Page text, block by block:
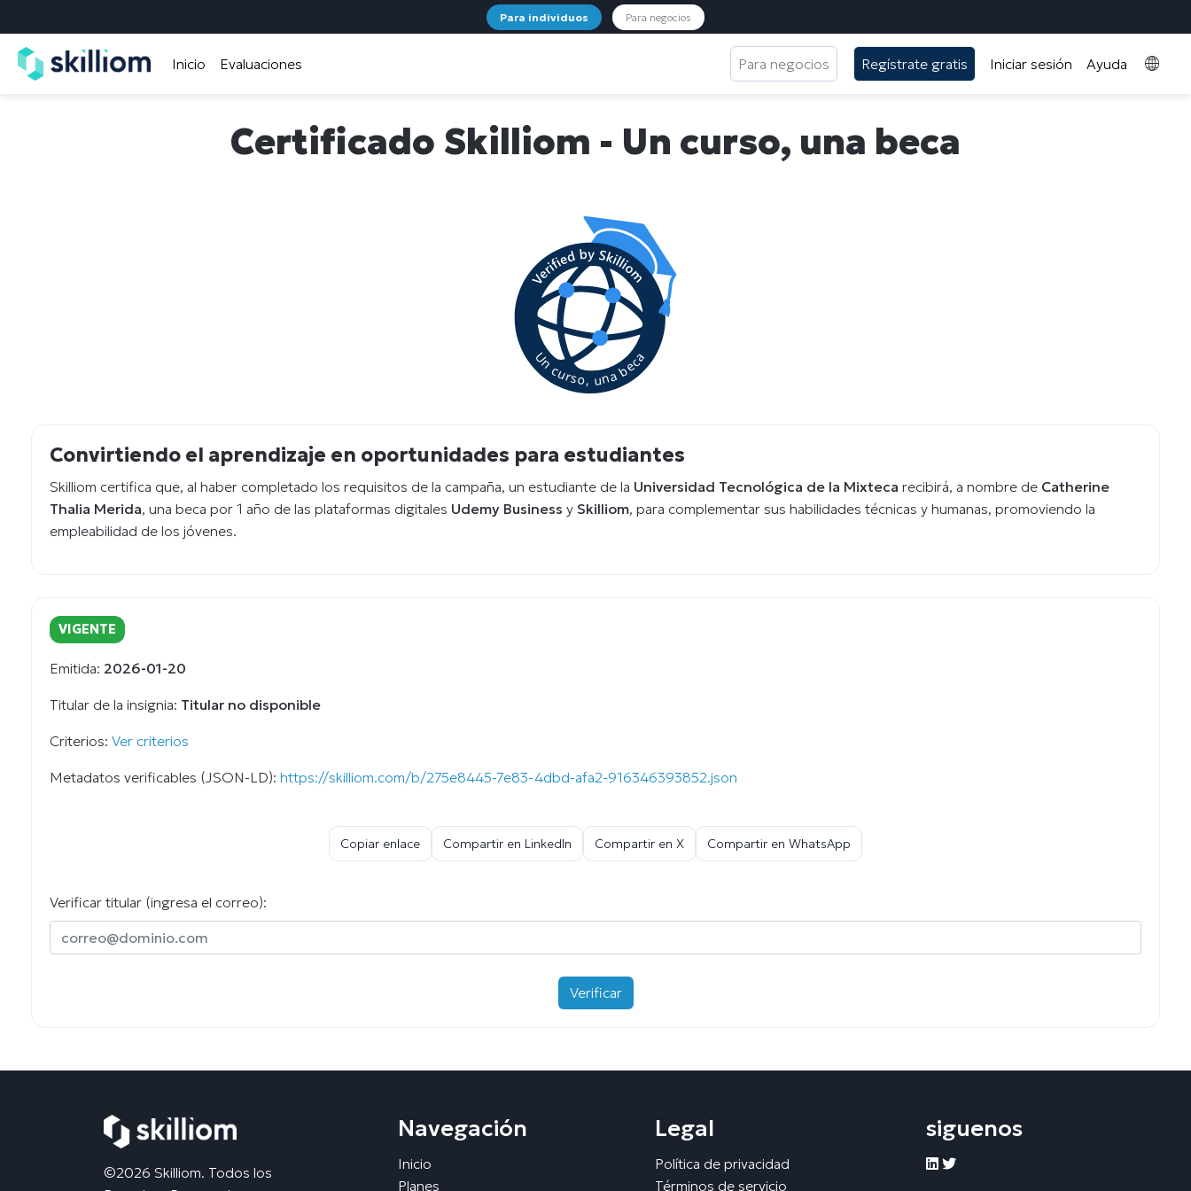
Para individuos Para negocios
Inicio Evaluaciones Para negocios Regístrate gratis Iniciar sesión Ayuda
Certificado Skilliom - Un curso, una beca
Convirtiendo el aprendizaje en oportunidades para estudiantes
Skilliom certifica que, al haber completado los requisitos de la campaña, un estudiante de la Universidad Tecnológica de la Mixteca recibirá, a nombre de Catherine
Thalia Merida, una beca por 1 año de las plataformas digitales Udemy Business y Skilliom, para complementar sus habilidades técnicas y humanas, promoviendo la
empleabilidad de los jóvenes.
VIGENTE
Emitida: 2026-01-20
Titular de la insignia: Titular no disponible
Criterios: Ver criterios
Metadatos verificables (JSON-LD): https://skilliom.com/b/275e8445-7e83-4dbd-afa2-916346393852.json
Copiar enlace Compartir en LinkedIn Compartir en X Compartir en WhatsApp
Verificar titular (ingresa el correo):
Verificar
©2026 Skilliom. Todos los
Navegación
Inicio
Planes
Legal
Política de privacidad
Términos de servicio
siguenos